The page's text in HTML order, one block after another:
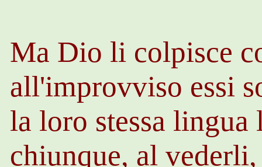
Ma Dio li colpisce
all'improvviso essi
la loro stessa
chiunque, al